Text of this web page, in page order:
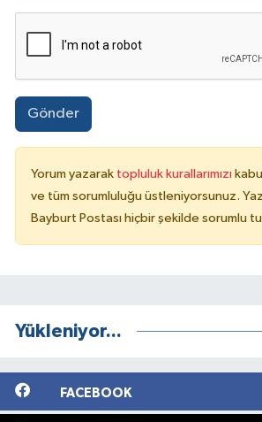
Gönder
Yorum yazarak topluluk kurallarımızı
ve tüm sorumluluğu üstleniyorsunuz.
Bayburt Postası hiçbir şekilde sorumlu
Yükleniyor...
FACEBOOK